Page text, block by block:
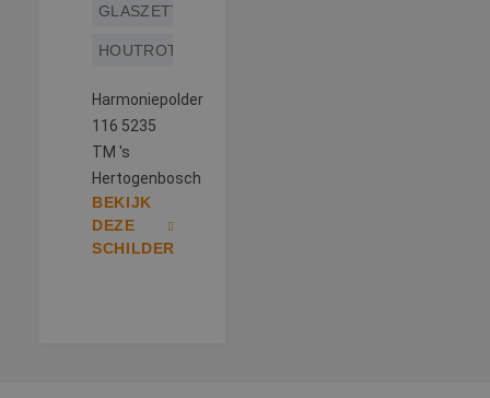
GLASZETTEN
HOUTROTREPARATIE
Harmoniepolder
116 5235
TM 's
Hertogenbosch
BEKIJK
DEZE
SCHILDER